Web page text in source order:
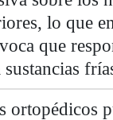
lo que
que
sustancias
ortopédicos